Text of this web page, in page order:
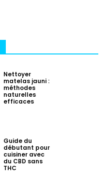
Nettoyer
matelas jauni :
méthodes
naturelles
efficaces
Guide du
débutant pour
cuisiner avec
du CBD sans
THC